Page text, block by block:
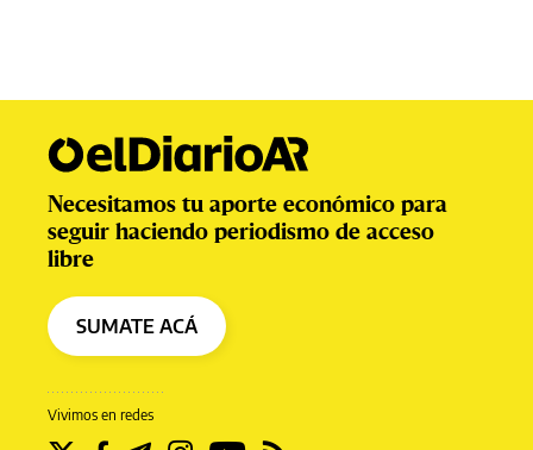
Vivimos en redes
Necesitamos tu aporte económico para
seguir haciendo periodismo de acceso
libre
SUMATE ACÁ